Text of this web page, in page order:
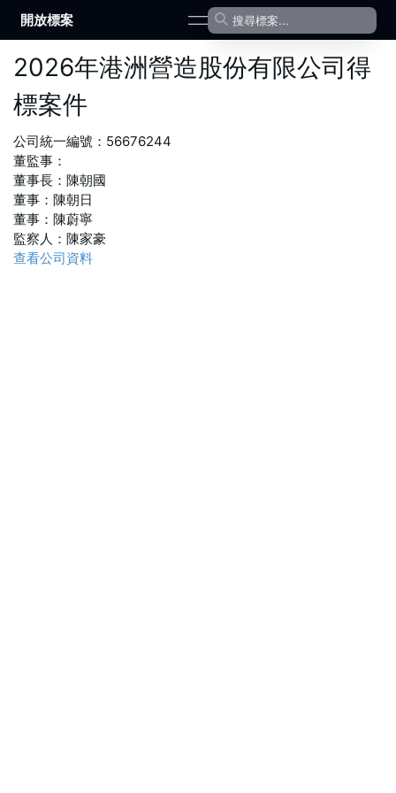
開放標案 open navigation menu
2026年港洲營造股份有限公司得
標案件
公司統一編號： 56676244
董監事：
董事長 ： 陳朝國
董事 ： 陳朝日
董事 ： 陳蔚寧
監察人 ： 陳家豪
查看公司資料